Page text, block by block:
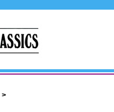
>